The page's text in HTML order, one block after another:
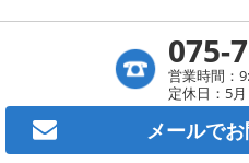
075-
営業時間：
定休日：5
メールで